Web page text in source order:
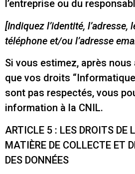
l’entreprise ou du
[Indiquez l’identité, l’adresse,
téléphone et/ou l’adresse
Si vous estimez, après
que vos droits
sont pas respectés, vous
information à la CNIL.
ARTICLE 5 : LES DROITS DE
MATIÈRE DE COLLECTE ET
DES DONNÉES